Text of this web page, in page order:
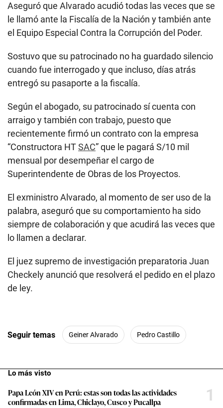
Aseguró que Alvarado acudió todas las veces que se
le llamó ante la Fiscalía de la Nación y también ante
el Equipo Especial Contra la Corrupción del Poder.
Sostuvo que su patrocinado no ha guardado silencio
cuando fue interrogado y que incluso, días atrás
entregó su pasaporte a la fiscalía.
Según el abogado, su patrocinado sí cuenta con
arraigo y también con trabajo, puesto que
recientemente firmó un contrato con la empresa
“Constructora HTSAC” que le pagará S/10 mil
mensual por desempeñar el cargo de
Superintendente de Obras de los Proyectos.
El exministro Alvarado, al momento de ser uso de la
palabra, aseguró que su comportamiento ha sido
siempre de colaboración y que acudirá las veces que
lo llamen a declarar.
El juez supremo de investigación preparatoria Juan
Checkely anunció que resolverá el pedido en el plazo
de ley.
Seguir temas Geiner Alvarado Pedro Castillo
Lo más visto
Papa León XIV en Perú: estas son todas las actividades
confirmadas en Lima, Chiclayo, Cusco y Pucallpa
1